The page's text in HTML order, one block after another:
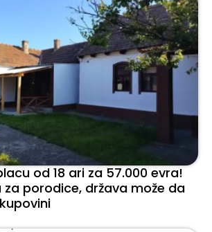
od 18 ari za 57.000 evra!
za porodice, država može da